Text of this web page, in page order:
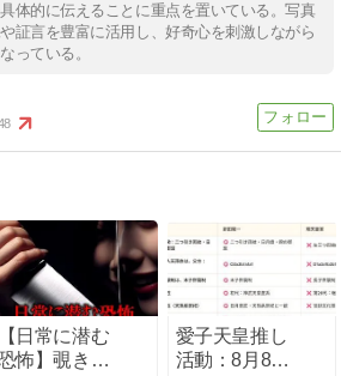
体的に伝えることに重点を置いている。写真
証言を豊富に活用し、好奇心を刺激しながら
っている。
【日常に潜む
怖】覗きの
愛子天皇推し
活動：8月8日